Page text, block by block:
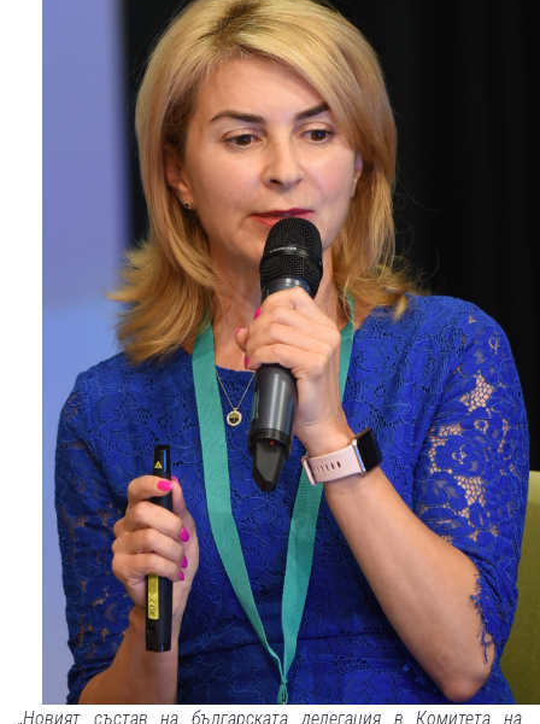
„Новият състав на българската делегация в Комитета на